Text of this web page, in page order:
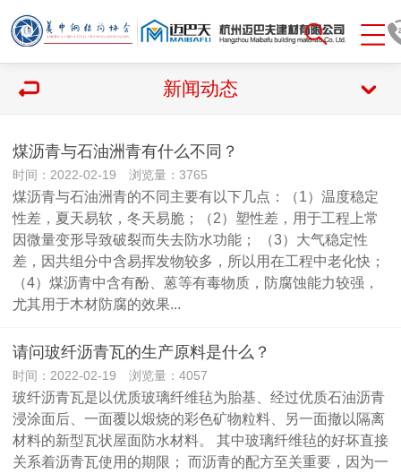
新闻动态
煤沥青与石油洲青有什么不同？
时间：2022-02-19 浏览量：3765
煤沥青与石油洲青的不同主要有以下几点：（1）温度稳定
性差，夏天易软，冬天易脆；（2）塑性差，用于工程上常
因微量变形导致破裂而失去防水功能； （3）大气稳定性
差，因共组分中含易挥发物较多，所以用在工程中老化快；
（4）煤沥青中含有酚、蒽等有毒物质，防腐蚀能力较强，
尤其用于木材防腐的效果...
请问玻纤沥青瓦的生产原料是什么？
时间：2022-02-19 浏览量：4057
玻纤沥青瓦是以优质玻璃纤维毡为胎基、经过优质石油沥青
浸涂面后、一面覆以煅烧的彩色矿物粒料、另一面撤以隔离
材料的新型瓦状屋面防水材料。 其中玻璃纤维毡的好坏直接
关系着沥青瓦使用的期限； 而沥青的配方至关重要，因为一